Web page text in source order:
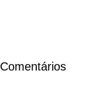
Comentários